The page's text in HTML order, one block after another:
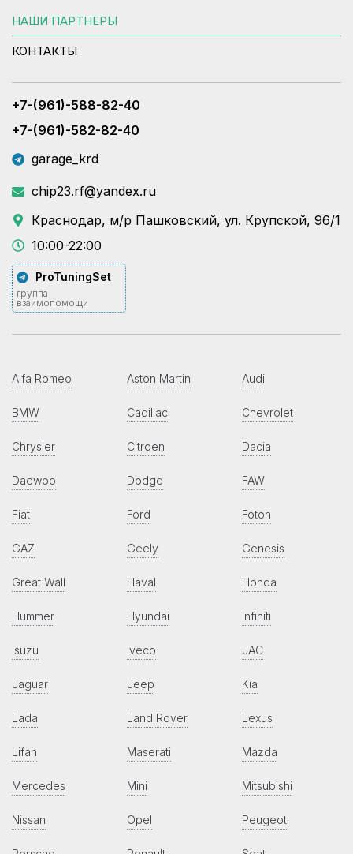
НАШИ ПАРТНЕРЫ
КОНТАКТЫ
+7-(961)-588-82-40
+7-(961)-582-82-40
garage_krd
chip23.rf@yandex.ru
Краснодар, м/р Пашковский, ул. Крупской, 96/1
10:00-22:00
ProTuningSet
группа
взаимопомощи
Alfa Romeo Aston Martin Audi
BMW Cadillac Chevrolet
Chrysler Citroen Dacia
Daewoo Dodge FAW
Fiat Ford Foton
GAZ Geely Genesis
Great Wall Haval Honda
Hummer Hyundai Infiniti
Isuzu Iveco JAC
Jaguar Jeep Kia
Lada Land Rover Lexus
Lifan Maserati Mazda
Mercedes Mini Mitsubishi
Nissan Opel Peugeot